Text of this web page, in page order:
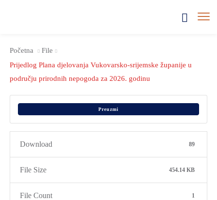
Početna
File
Prijedlog Plana djelovanja Vukovarsko-srijemske županije u
području prirodnih nepogoda za 2026. godinu
Preuzmi
Download 89
File Size 454.14 KB
File Count 1